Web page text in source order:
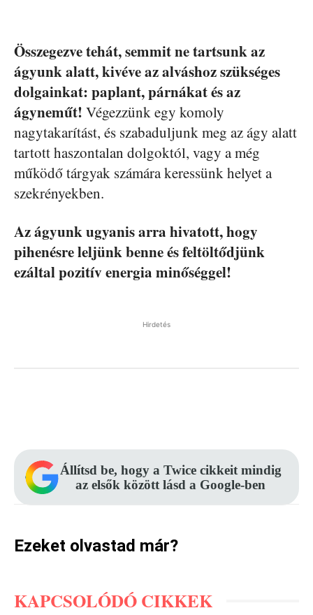
Összegezve tehát, semmit ne tartsunk az
ágyunk alatt, kivéve az alváshoz szükséges
dolgainkat: paplant, párnákat és az
ágyneműt! Végezzünk egy komoly
nagytakarítást, és szabaduljunk meg az ágy alatt
tartott haszontalan dolgoktól, vagy a még
működő tárgyak számára keressünk helyet a
szekrényekben.
Az ágyunk ugyanis arra hivatott, hogy
pihenésre leljünk benne és feltöltődjünk
ezáltal pozitív energia minőséggel!
Hirdetés
Állítsd be, hogy a Twice cikkeit mindig
az elsők között lásd a Google-ben
Ezeket olvastad már?
KAPCSOLÓDÓ CIKKEK